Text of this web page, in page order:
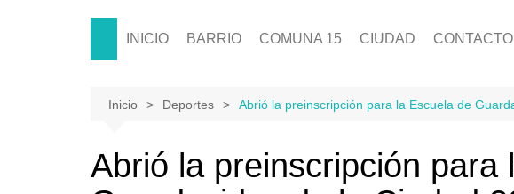
INICIO BARRIO
Junta de Estudios Históricos
Escuelas
COMUNA 15
Junta Comunal 15
CIUDAD
Política
Cultura
CONTACTO
Inicio Deportes Abrió la preinscripción para la Escuela de
Abrió la preinscripción para